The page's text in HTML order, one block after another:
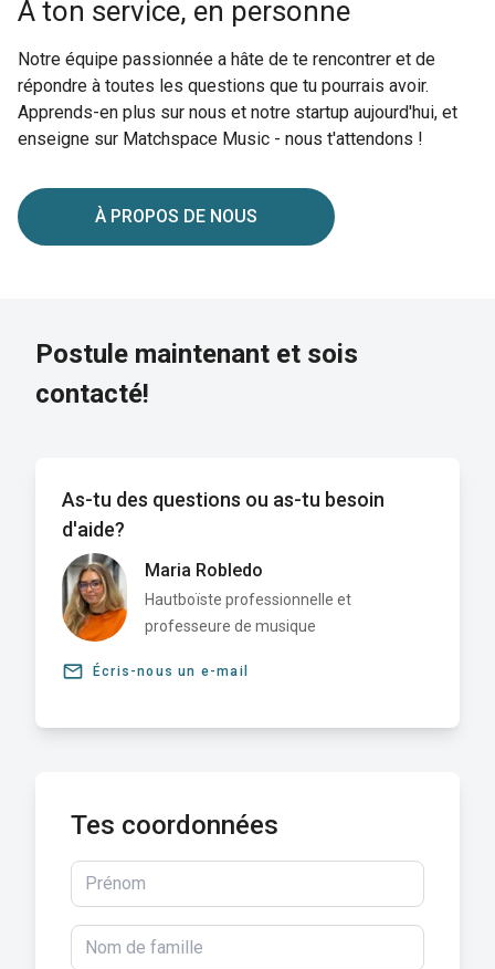
À ton service, en personne
Notre équipe passionnée a hâte de te rencontrer et de
répondre à toutes les questions que tu pourrais avoir.
Apprends-en plus sur nous et notre startup aujourd'hui, et
enseigne sur Matchspace Music - nous t'attendons !
À PROPOS DE NOUS
Postule maintenant et sois
contacté!
As-tu des questions ou as-tu besoin
d'aide?
Maria Robledo
Hautboïste professionnelle et
professeure de musique
email Écris-nous un e-mail
Tes coordonnées